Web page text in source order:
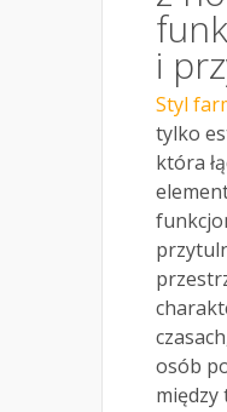
i
Styl
tylko
która
osób
między